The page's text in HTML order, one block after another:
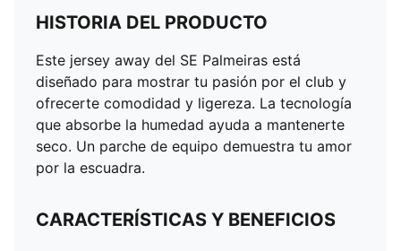
HISTORIA DEL PRODUCTO
Este jersey away del SE Palmeiras está
diseñado para mostrar tu pasión por el club y
ofrecerte comodidad y ligereza. La tecnología
que absorbe la humedad ayuda a mantenerte
seco. Un parche de equipo demuestra tu amor
por la escuadra.
CARACTERÍSTICAS Y BENEFICIOS